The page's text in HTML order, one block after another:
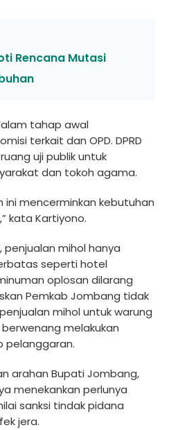
Rencana Mutasi
tahap awal
terkait dan OPD. DPRD
uji publik untuk
dan tokoh agama.
ini mencerminkan kebutuhan
kata Kartiyono.
penjualan mihol hanya
seperti hotel
oplosan dilarang
Pemkab Jombang tidak
mihol untuk warung
melakukan
pelanggaran.
arahan Bupati Jombang,
menekankan perlunya
sanksi tindak pidana
jera.